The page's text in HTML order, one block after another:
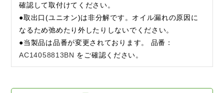
確認して取付けてください。
●取出口(ユニオン)は非分解です。オイル漏れの原因に
なるため弛めたり外したりしないでください。
●当製品は品番が変更されております。 品番：
AC14058813BN をご確認ください。